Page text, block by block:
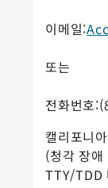
이메일:
또는
전화번호
캘리포니
(청각 장
TTY/TDD